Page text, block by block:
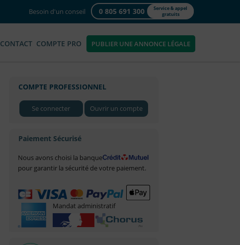
Besoin d'un conseil 0 805 691 300
Service & appel
gratuits
CONTACT COMPTE PRO PUBLIER UNE ANNONCE LÉGALE
COMPTE PROFESSIONNEL
Se connecter Ouvrir un compte
Paiement Sécurisé
Nous avons choisi la banque
pour garantir la sécurité de votre paiement.
Mandat administratif